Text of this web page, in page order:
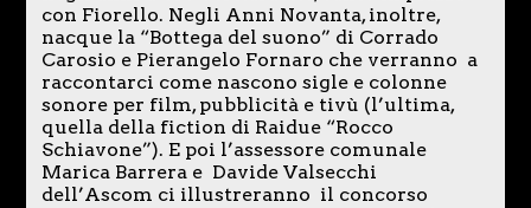
con Fiorello. Negli Anni Novanta, inoltre,
nacque la “Bottega del suono” di Corrado
Carosio e Pierangelo Fornaro che verranno a
raccontarci come nascono sigle e colonne
sonore per film, pubblicità e tivù (l’ultima,
quella della fiction di Raidue “Rocco
Schiavone”). E poi l’assessore comunale
Marica Barrera e Davide Valsecchi
dell’Ascom ci illustreranno il concorso